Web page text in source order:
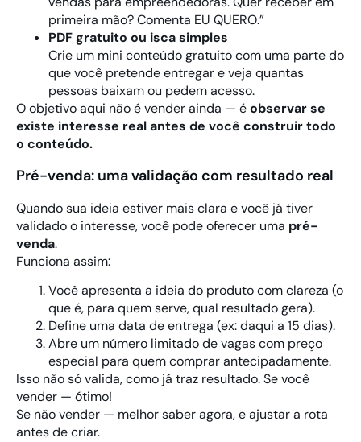
primeira mão? Comenta EU QUERO.”
PDF gratuito ou isca simples
Crie um mini conteúdo gratuito com uma parte do
que você pretende entregar e veja quantas
pessoas baixam ou pedem acesso.
O objetivo aqui não é vender ainda — éobservar se
existe interesse real antes de você construir todo
o conteúdo.
Pré-venda: uma validação com resultado real
Quando sua ideia estiver mais clara e você já tiver
validado o interesse, você pode oferecer uma pré-
venda.
Funciona assim:
Você apresenta a ideia do produto com clareza (o
que é, para quem serve, qual resultado gera).
Define uma data de entrega (ex: daqui a 15 dias).
Abre um número limitado de vagas com preço
especial para quem comprar antecipadamente.
Isso não só valida, como já traz resultado. Se você
vender — ótimo!
Se não vender — melhor saber agora, e ajustar a rota
antes de criar.